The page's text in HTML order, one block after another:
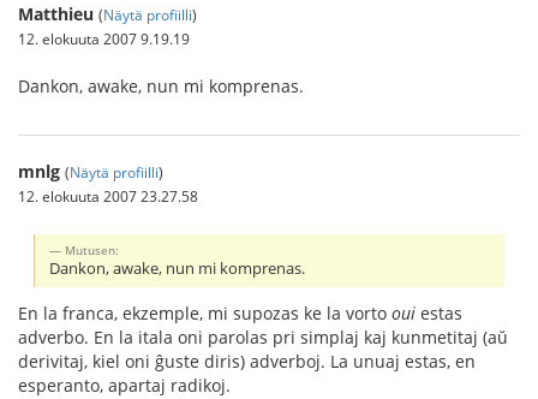
Matthieu (Näytä profiilli)
12. elokuuta 2007 9.19.19
Dankon, awake, nun mi komprenas.
mnlg (Näytä profiilli)
12. elokuuta 2007 23.27.58
Mutusen:
Dankon, awake, nun mi komprenas.
En la franca, ekzemple, mi supozas ke la vorto oui estas
adverbo. En la itala oni parolas pri simplaj kaj kunmetitaj (aŭ
derivitaj, kiel oni ĝuste diris) adverboj. La unuaj estas, en
esperanto, apartaj radikoj.